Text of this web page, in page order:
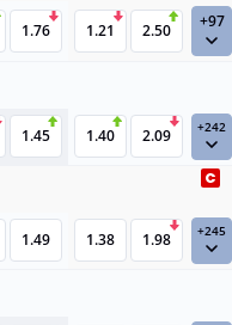
1.76 1.21 2.50 +97
1.45 1.40 2.09 +242
1.49 1.38 1.98 +245